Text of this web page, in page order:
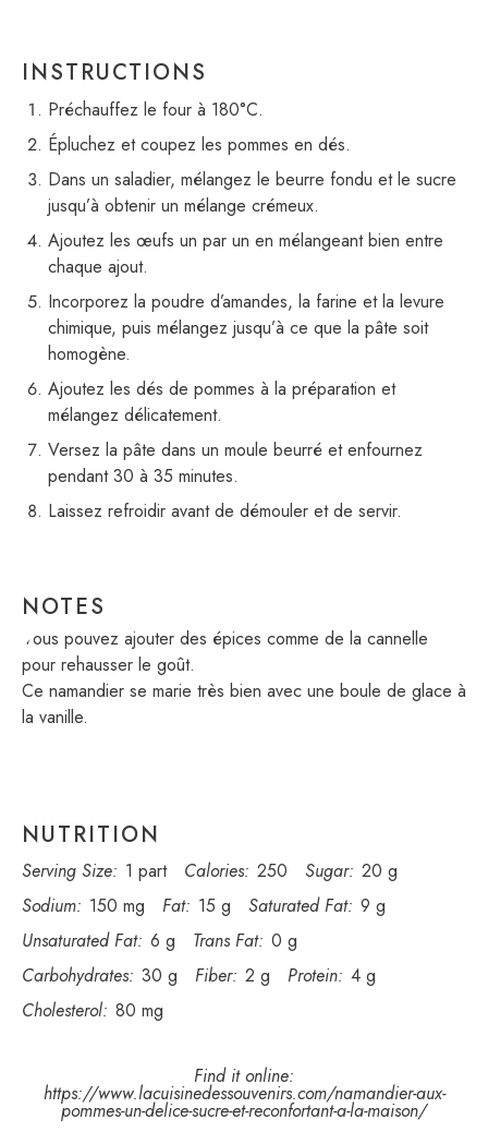
INSTRUCTIONS
Préchauffez le four à 180°C.
Épluchez et coupez les pommes en dés.
Dans un saladier, mélangez le beurre fondu et le sucre
jusqu’à obtenir un mélange crémeux.
Ajoutez les œufs un par un en mélangeant bien entre
chaque ajout.
Incorporez la poudre d’amandes, la farine et la levure
chimique, puis mélangez jusqu’à ce que la pâte soit
homogène.
Ajoutez les dés de pommes à la préparation et
mélangez délicatement.
Versez la pâte dans un moule beurré et enfournez
pendant 30 à 35 minutes.
Laissez refroidir avant de démouler et de servir.
NOTES
Vous pouvez ajouter des épices comme de la cannelle
pour rehausser le goût.
Ce namandier se marie très bien avec une boule de glace à
la vanille.
NUTRITION
Serving Size: 1 part Calories: 250 Sugar: 20 g
Sodium: 150 mg Fat: 15 g Saturated Fat: 9 g
Unsaturated Fat: 6 g Trans Fat: 0 g
Carbohydrates: 30 g Fiber: 2 g Protein: 4 g
Cholesterol: 80 mg
Find it online:
https://www.lacuisinedessouvenirs.com/namandier-aux-
pommes-un-delice-sucre-et-reconfortant-a-la-maison/